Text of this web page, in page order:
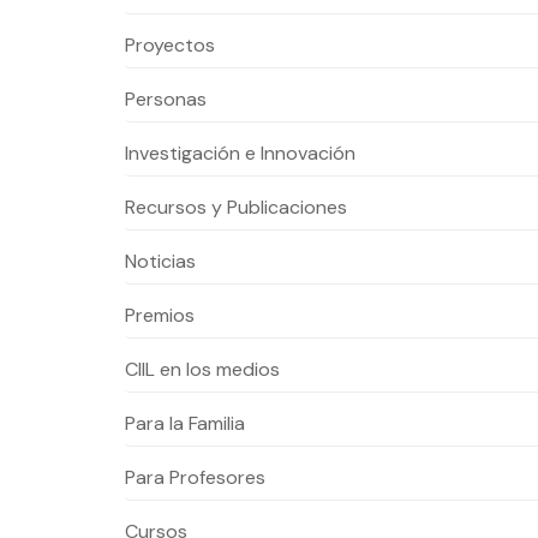
Te puede interesar:
Te puede interesar:
Proyectos
Personas
Investigación e Innovación
Recursos y Publicaciones
Noticias
Premios
CIIL en los medios
Para la Familia
Para Profesores
Cursos